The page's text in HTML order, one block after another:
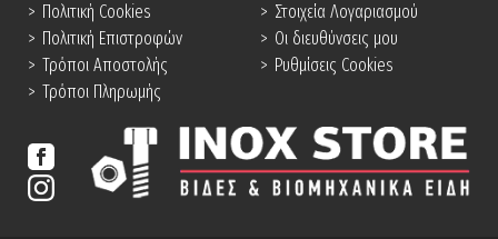
Πολιτική Cookies
Πολιτική Επιστροφών
Τρόποι Αποστολής
Τρόποι Πληρωμής
Στοιχεία Λογαριασμού
Οι διευθύνσεις μου
Ρυθμίσεις Cookies